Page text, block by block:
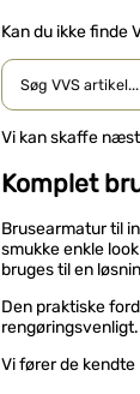
Kan du ikke finde
Vi kan skaffe
Komplet
Brusearmatur til
smukke enkle
bruges til en
Den praktiske
Vi fører de